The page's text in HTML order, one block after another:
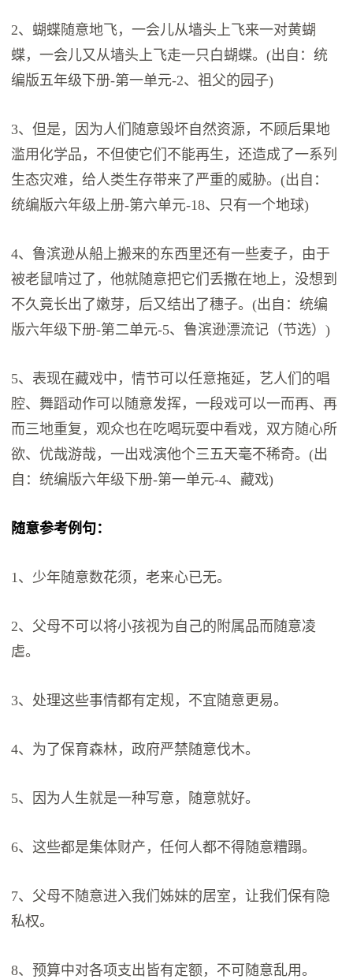
2、蝴蝶随意地飞，一会儿从墙头上飞来一对黄蝴
蝶，一会儿又从墙头上飞走一只白蝴蝶。(出自：统
编版五年级下册-第一单元-2、祖父的园子)
3、但是，因为人们随意毁坏自然资源，不顾后果地
滥用化学品，不但使它们不能再生，还造成了一系列
生态灾难，给人类生存带来了严重的威胁。(出自：
统编版六年级上册-第六单元-18、只有一个地球)
4、鲁滨逊从船上搬来的东西里还有一些麦子，由于
被老鼠啃过了，他就随意把它们丢撒在地上，没想到
不久竟长出了嫩芽，后又结出了穗子。(出自：统编
版六年级下册-第二单元-5、鲁滨逊漂流记（节选）)
5、表现在藏戏中，情节可以任意拖延，艺人们的唱
腔、舞蹈动作可以随意发挥，一段戏可以一而再、再
而三地重复，观众也在吃喝玩耍中看戏，双方随心所
欲、优哉游哉，一出戏演他个三五天毫不稀奇。(出
自：统编版六年级下册-第一单元-4、藏戏)
随意参考例句：
1、少年随意数花须，老来心已无。
2、父母不可以将小孩视为自己的附属品而随意凌
虐。
3、处理这些事情都有定规，不宜随意更易。
4、为了保育森林，政府严禁随意伐木。
5、因为人生就是一种写意，随意就好。
6、这些都是集体财产，任何人都不得随意糟蹋。
7、父母不随意进入我们姊妹的居室，让我们保有隐
私权。
8、预算中对各项支出皆有定额，不可随意乱用。